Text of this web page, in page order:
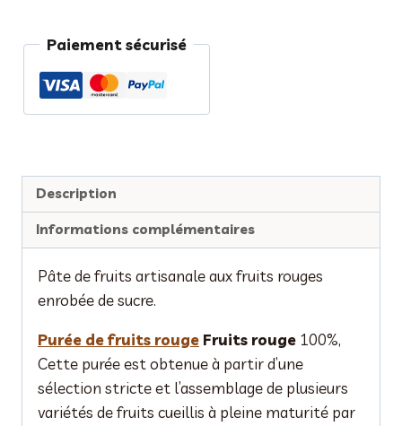
Paiement sécurisé
Description
Informations complémentaires
Pâte de fruits artisanale aux fruits rouges
enrobée de sucre.
Purée de fruits rouge Fruits rouge 100%,
Cette purée est obtenue à partir d’une
sélection stricte et l’assemblage de plusieurs
variétés de fruits cueillis à pleine maturité par